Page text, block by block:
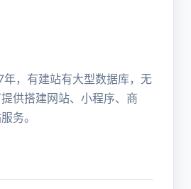
，有建站有大型数据库，无
供搭建网站、小程序、商
务。